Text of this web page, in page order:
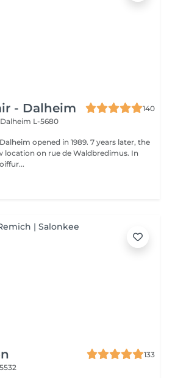
- Dalheim
140
Dalheim L-5680
opened in 1989. 7 years later, the
location on rue de Waldbredimus. In
133